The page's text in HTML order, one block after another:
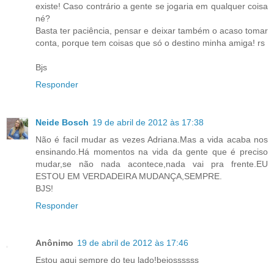
existe! Caso contrário a gente se jogaria em qualquer coisa
né?
Basta ter paciência, pensar e deixar também o acaso tomar
conta, porque tem coisas que só o destino minha amiga! rs
Bjs
Responder
Neide Bosch 19 de abril de 2012 às 17:38
Não é facil mudar as vezes Adriana.Mas a vida acaba nos
ensinando.Há momentos na vida da gente que é preciso
mudar,se não nada acontece,nada vai pra frente.EU
ESTOU EM VERDADEIRA MUDANÇA,SEMPRE.
BJS!
Responder
Anônimo 19 de abril de 2012 às 17:46
Estou aqui sempre do teu lado!bejossssss